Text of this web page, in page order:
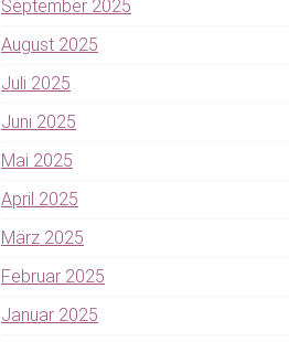
September 2025
August 2025
Juli 2025
Juni 2025
Mai 2025
April 2025
März 2025
Februar 2025
Januar 2025